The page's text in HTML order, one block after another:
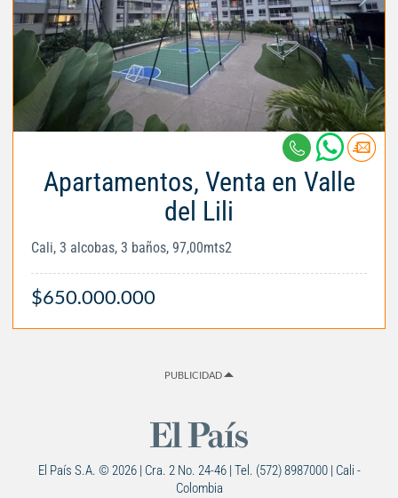
Apartamentos, Venta en Valle
del Lili
Cali, 3 alcobas, 3 baños, 97,00mts2
$650.000.000
PUBLICIDAD
El País S.A. © 2026 | Cra. 2 No. 24-46 | Tel. (572) 8987000 | Cali -
Colombia